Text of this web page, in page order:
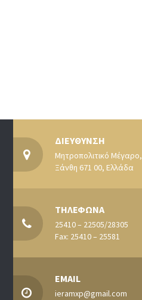
ΔΙΕΥΘΥΝΣΗ
Μητροπολιτικό Μέγαρο,
Ξάνθη 671 00, Ελλάδα
ΤΗΛΕΦΩΝΑ
25410 – 22505/28305
Fax: 25410 – 25581
EMAIL
ieramxp@gmail.com